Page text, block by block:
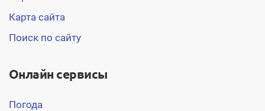
Карта сайта
Поиск по сайту
Онлайн сервисы
Погода